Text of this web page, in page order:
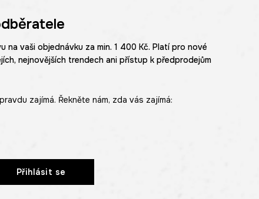
vaši objednávku za min. 1 400 Kč. Platí pro nové
nejnovějších trendech ani přístup k předprodejům
zajímá. Řekněte nám, zda vás zajímá:
Přihlásit se